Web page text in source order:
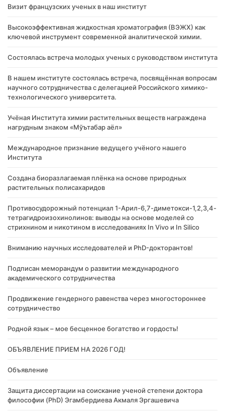
Визит французских ученых в наш институт
Высокоэффективная жидкостная хроматография (ВЭЖХ) как
ключевой инструмент современной аналитической химии.
Состоялась встреча молодых ученых с руководством института
В нашем институте состоялась встреча, посвящённая вопросам
научного сотрудничества с делегацией Российского химико-
технологического университета.
Учёная Института химии растительных веществ награждена
нагрудным знаком «Мўътабар аёл»
Международное признание ведущего учёного нашего
Института
Создана биоразлагаемая плёнка на основе природных
растительных полисахаридов
Противосудорожный потенциал 1-Арил-6,7-диметокси-1,2,3,4-
тетрагидроизохинолинов: выводы на основе моделей со
стрихнином и никотином в исследованиях In Vivo и In Silico
Вниманию научных исследователей и PhD-докторантов!
Подписан меморандум о развитии международного
академического сотрудничества
Продвижение гендерного равенства через многостороннее
сотрудничество
Родной язык – мое бесценное богатство и гордость!
ОБЪЯВЛЕНИЕ ПРИЕМ НА 2026 ГОД!
Объявление
Защита диссертации на соискание ученой степени доктора
философии (PhD) Эгамбердиева Акмаля Эргашевича